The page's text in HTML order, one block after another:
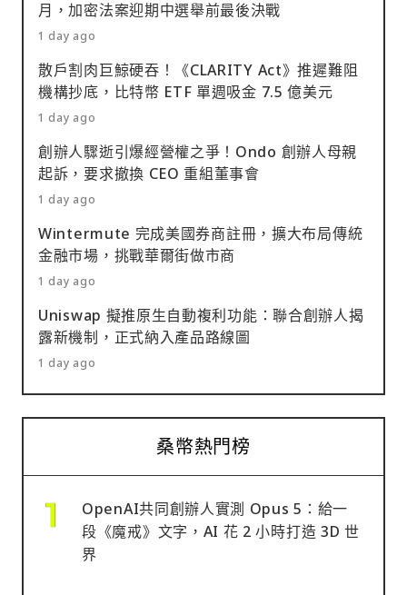
月，加密法案迎期中選舉前最後決戰
1 day ago
散戶割肉巨鯨硬吞！《CLARITY Act》推遲難阻
機構抄底，比特幣 ETF 單週吸金 7.5 億美元
1 day ago
創辦人驟逝引爆經營權之爭！Ondo 創辦人母親
起訴，要求撤換 CEO 重組董事會
1 day ago
Wintermute 完成美國券商註冊，擴大布局傳統
金融市場，挑戰華爾街做市商
1 day ago
Uniswap 擬推原生自動複利功能：聯合創辦人揭
露新機制，正式納入產品路線圖
1 day ago
桑幣熱門榜
OpenAI共同創辦人實測 Opus 5：給一
段《魔戒》文字，AI 花 2 小時打造 3D 世
界